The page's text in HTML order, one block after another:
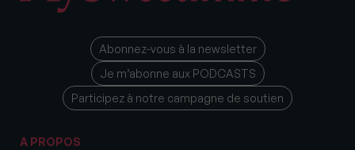
Abonnez-vous à la newsletter
Je m’abonne aux PODCASTS
Participez à notre campagne de soutien
A PROPOS